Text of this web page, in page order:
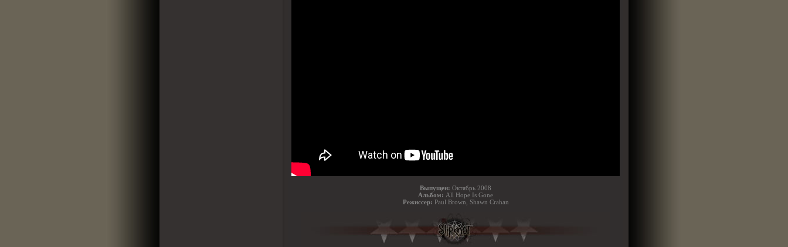
Выпущен: Октябрь 2008
Альбом: All Hope Is Gone
Режиссер: Paul Brown, Shawn Crahan